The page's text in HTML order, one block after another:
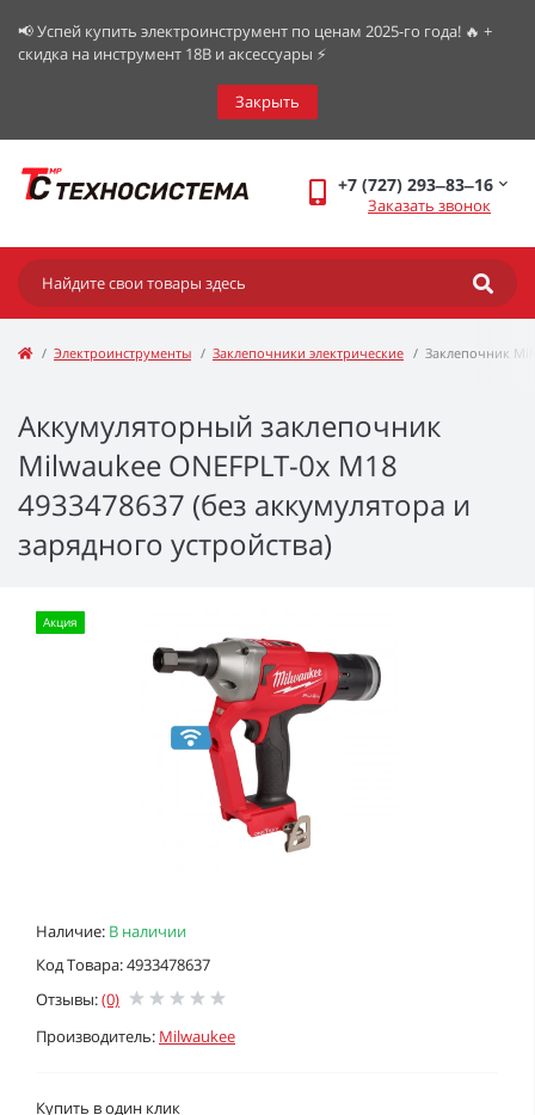
📢 Успей купить электроинструмент по ценам 2025-го года! 🔥 +
скидка на инструмент 18В и аксессуары ⚡️
Закрыть
+7 (727) 293‒83‒16
Заказать звонок
Электроинструменты Заклепочники электрические Заклепочник
Аккумуляторный заклепочник
Milwaukee ONEFPLT-0x M18
4933478637 (без аккумулятора и
зарядного устройства)
Наличие: В наличии
Код Товара: 4933478637
Отзывы:(0)
Производитель: Milwaukee
Акция
Купить в один клик